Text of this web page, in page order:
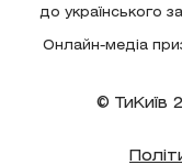
до українського
Онлайн-медіа
© ТиКиїв